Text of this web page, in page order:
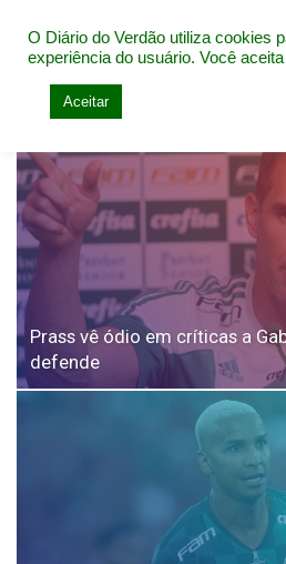
Home Ex-Palmeiras pelo mundo
Prass vê ódio em críticas a
defende
O Diário do Verdão utiliza cookies
experiência do usuário. Você
Aceitar